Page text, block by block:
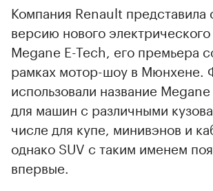
Компания Renault
версию нового
Megane E-Tech, его премьера
рамках мотор-шоу в Мюнхене.
использовали название
для машин с различными
числе для купе, минивэнов и
однако SUV с таким именем
впервые.